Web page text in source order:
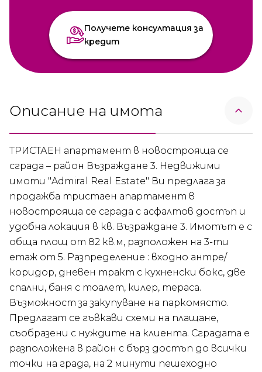
Получете консултация за
кредит
Описание на имота
ТРИСТАЕН апартамент в новострояща се
сграда – район Възраждане 3. Недвижими
имоти "Admiral Real Estate" Ви предлага за
продажба тристаен апартамент в
новострояща се сграда с асфалтов достъп и
удобна локация в кв. Възраждане 3. Имотът е с
обща площ от 82 кв.м, разположен на 3-ти
етаж от 5. Разпределение : входно антре/
коридор, дневен тракт с кухненски бокс, две
спални, баня с тоалет, килер, тераса.
Възможност за закупуване на паркомясто.
Предлагат се гъвкави схеми на плащане,
съобразени с нуждите на клиента. Сградата е
разположена в район с бърз достъп до всички
точки на града, на 2 минути пешеходно